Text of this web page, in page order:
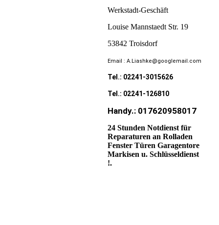
Werkstadt-Geschäft
Louise Mannstaedt Str. 19
53842 Troisdorf
Email : A.Liashke@googlemail.com
Tel.: 02241-3015626
Tel.: 02241-126810
Handy.: 017620958017
24 Stunden Notdienst für
Reparaturen an Rolladen
Fenster Türen Garagentore
Markisen u. Schlüsseldienst
!.